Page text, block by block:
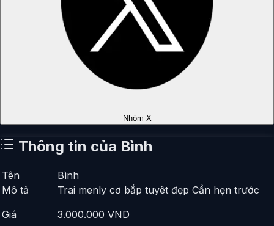
Nhóm X
Thông tin của Bình
Tên
Bình
Mô tả
Trai menly cơ bắp tuyêt đẹp Cần hẹn trước
Giá
3.000.000 VND